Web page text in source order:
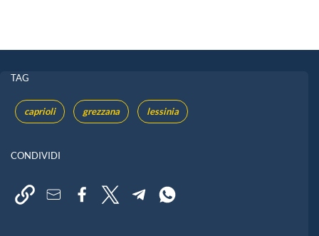
TAG
caprioli grezzana lessinia
CONDIVIDI